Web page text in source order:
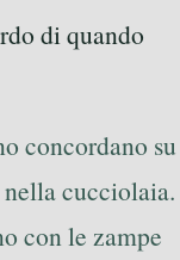
di quando
concordano su
nella cucciolaia.
con le zampe